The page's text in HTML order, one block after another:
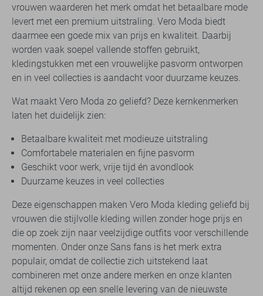
vrouwen waarderen het merk omdat het betaalbare mode
levert met een premium uitstraling. Vero Moda biedt
daarmee een goede mix van prijs en kwaliteit. Daarbij
worden vaak soepel vallende stoffen gebruikt,
kledingstukken met een vrouwelijke pasvorm ontworpen
en in veel collecties is aandacht voor duurzame keuzes.
Wat maakt Vero Moda zo geliefd? Deze kernkenmerken
laten het duidelijk zien:
Betaalbare kwaliteit met modieuze uitstraling
Comfortabele materialen en fijne pasvorm
Geschikt voor werk, vrije tijd én avondlook
Duurzame keuzes in veel collecties
Deze eigenschappen maken Vero Moda kleding geliefd bij
vrouwen die stijlvolle kleding willen zonder hoge prijs en
die op zoek zijn naar veelzijdige outfits voor verschillende
momenten. Onder onze Sans fans is het merk extra
populair, omdat de collectie zich uitstekend laat
combineren met onze andere merken en onze klanten
altijd rekenen op een snelle levering van de nieuwste